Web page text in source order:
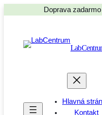
Doprava
Hlavná
Kontakt